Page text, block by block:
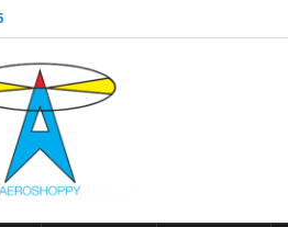
×
d'envies ×
×
pour ajouter des produits
Annuler